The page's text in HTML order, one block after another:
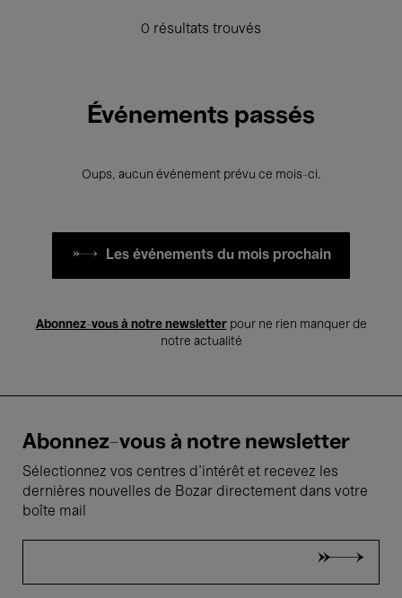
0 résultats trouvés
Événements passés
Oups, aucun événement prévu ce mois-ci.
Les événements du mois prochain
Abonnez-vous à notre newsletterpour ne rien manquer de
notre actualité
Abonnez-vous à notre newsletter
Sélectionnez vos centres d'intérêt et recevez les
dernières nouvelles de Bozar directement dans votre
boîte mail